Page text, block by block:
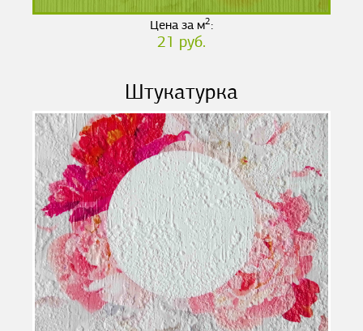
Цена за м2:
21 руб.
Штукатурка